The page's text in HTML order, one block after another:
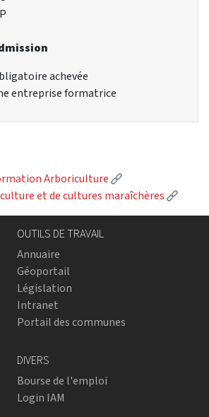
achevée
entreprise formatrice
Arboriculture
(Lien externe)
et de cultures maraîchères
(Lien
OUTILS DE TRAVAIL
Annuaire
Géoportail
Législation
Intranet
Portail des communes
DIVERS
Bourse de l'emploi
Login IAM